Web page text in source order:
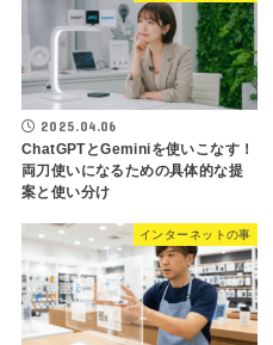
2025.04.06
ChatGPTとGeminiを使いこなす！
両刀使いになるための具体的な提
案と使い分け
インターネットの事